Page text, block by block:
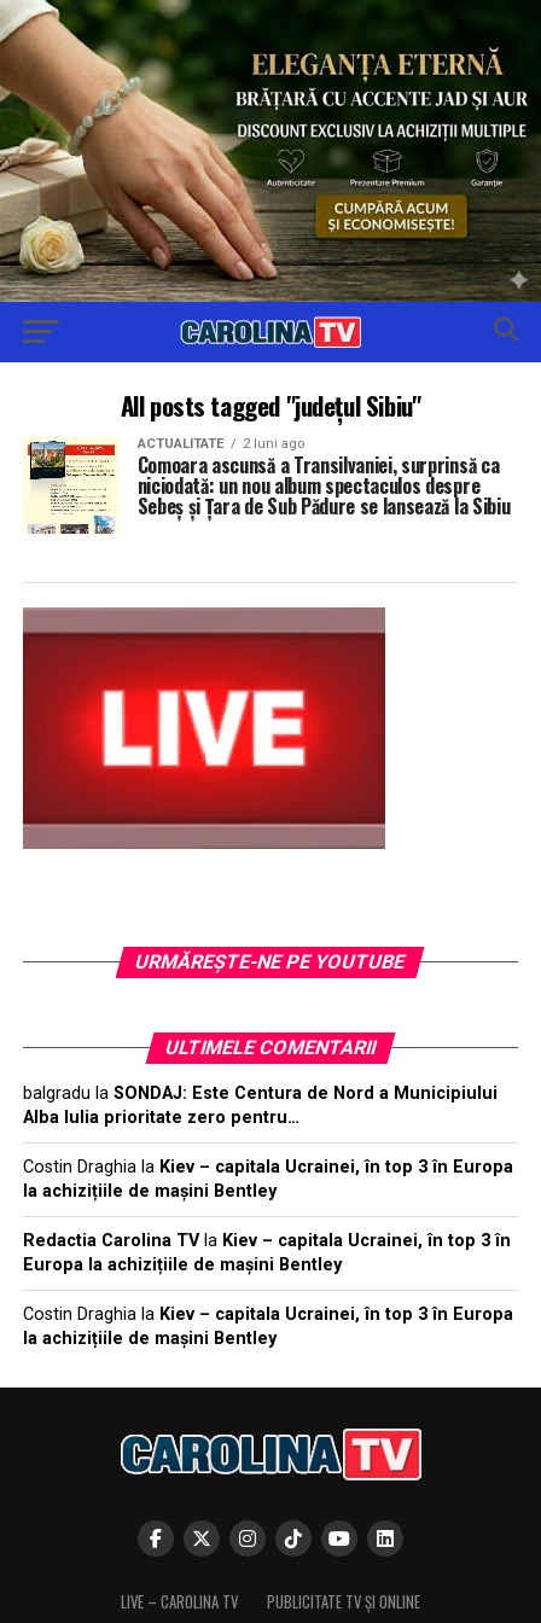
All posts tagged "județul Sibiu"
ACTUALITATE 2 luni ago
Comoara ascunsă a Transilvaniei, surprinsă ca
niciodată: un nou album spectaculos despre
Sebeș și Țara de Sub Pădure se lansează la Sibiu
URMĂREŞTE-NE PE YOUTUBE
ULTIMELE COMENTARII
balgradu la SONDAJ: Este Centura de Nord a Municipiului
Alba Iulia prioritate zero pentru…
Costin Draghiala Kiev – capitala Ucrainei, în top 3 în Europa
la achizițiile de mașini Bentley
Redactia Carolina TVla Kiev – capitala Ucrainei, în top 3 în
Europa la achizițiile de mașini Bentley
Costin Draghiala Kiev – capitala Ucrainei, în top 3 în Europa
la achizițiile de mașini Bentley
LIVE – CAROLINA TV
PUBLICITATE TV ȘI ONLINE